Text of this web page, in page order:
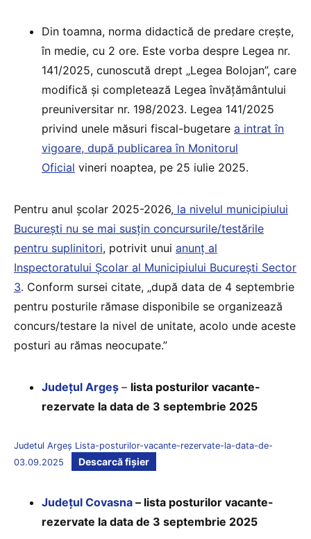
Din toamna, norma didactică de predare crește,
în medie, cu 2 ore. Este vorba despre Legea nr.
141/2025, cunoscută drept „Legea Bolojan”, care
modifică și completează Legea învățământului
preuniversitar nr. 198/2023. Legea 141/2025
privind unele măsuri fiscal-bugetare a intrat în
vigoare, după publicarea în Monitorul
Oficial vineri noaptea, pe 25 iulie 2025.
Pentru anul școlar 2025-2026, la nivelul municipiului
București nu se mai susțin concursurile/testările
pentru suplinitori, potrivit unui anunț al
Inspectoratului Școlar al Municipiului București Sector
3. Conform sursei citate, „după data de 4 septembrie
pentru posturile rămase disponibile se organizează
concurs/testare la nivel de unitate, acolo unde aceste
posturi au rămas neocupate.”
Județul Argeș – lista posturilor vacante-
rezervate la data de 3 septembrie 2025
Judetul Argeș Lista-posturilor-vacante-rezervate-la-data-de-
03.09.2025
Descarcă fișier
Județul Covasna – lista posturilor vacante-
rezervate la data de 3 septembrie 2025